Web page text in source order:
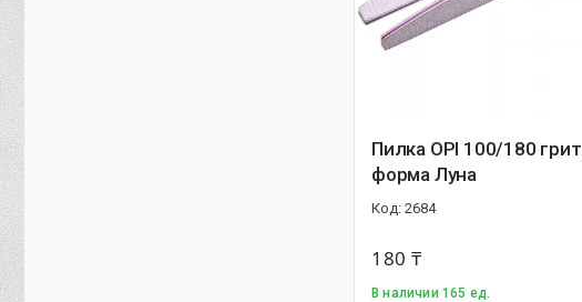
Пилка OPI 100/180 грит
форма Луна
2684
180 ₸
В наличии 165 ед.